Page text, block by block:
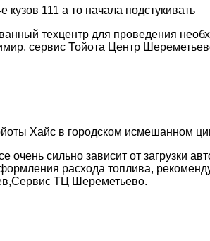
кузов 111 а то начала подстукивать
техцентр для проведения
сервис Тойота Центр
Хайс в городском исмешанном
очень сильно зависит от загрузки
расхода топлива,
ТЦ Шереметьево.